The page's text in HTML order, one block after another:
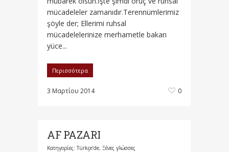
mücadeleler zamanıdır.Terennümlerimiz
şöyle der; Ellerimi ruhsal
mücadelelerinize merhametle bakan
yüce...
Περισσότερα
3 Μαρτίου 2014 0
AF PAZARI
Κατηγορίες:Türkçe’de, Ξένες γλώσσες